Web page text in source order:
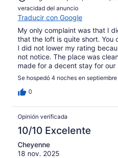
veracidad del anuncio
Traducir con Google
My only complaint was that I
that the loft is quite short. You
I did not lower my rating
not notice. The place was
made for a decent stay for our
Se hospedó 4 noches en
0
Opinión verificada
10/10 Excelente
Cheyenne
18 nov. 2025